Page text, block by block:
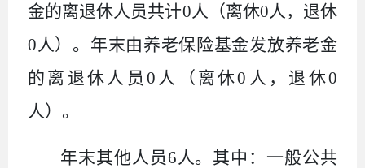
金的离退休人员共计0人（离休0人，退休
0人）。年末由养老保险基金发放养老金
的离退休人员0人（离休0人，退休0
人）。
年末其他人员6人。其中：一般公共